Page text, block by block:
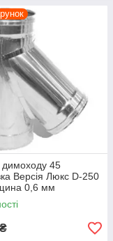
димоходу 45
Версія Люкс D-250
0,6 мм
₴